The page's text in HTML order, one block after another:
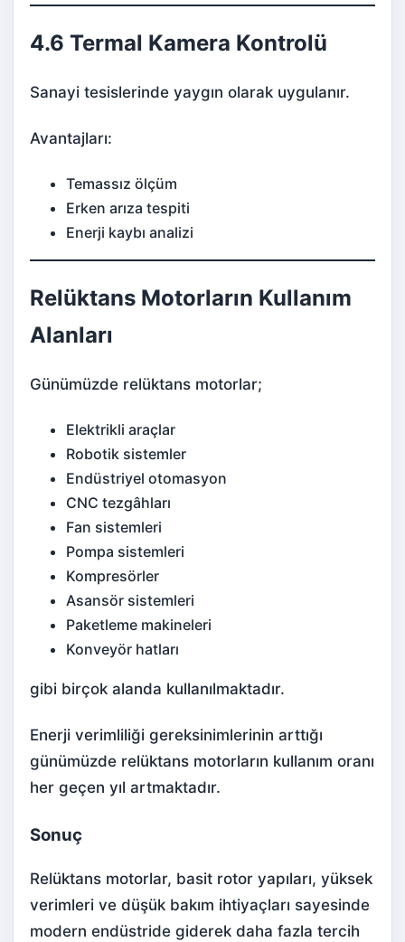
4.6 Termal Kamera Kontrolü
Sanayi tesislerinde yaygın olarak uygulanır.
Avantajları:
Temassız ölçüm
Erken arıza tespiti
Enerji kaybı analizi
Relüktans Motorların Kullanım
Alanları
Günümüzde relüktans motorlar;
Elektrikli araçlar
Robotik sistemler
Endüstriyel otomasyon
CNC tezgâhları
Fan sistemleri
Pompa sistemleri
Kompresörler
Asansör sistemleri
Paketleme makineleri
Konveyör hatları
gibi birçok alanda kullanılmaktadır.
Enerji verimliliği gereksinimlerinin arttığı
günümüzde relüktans motorların kullanım oranı
her geçen yıl artmaktadır.
Sonuç
Relüktans motorlar, basit rotor yapıları, yüksek
verimleri ve düşük bakım ihtiyaçları sayesinde
modern endüstride giderek daha fazla tercih